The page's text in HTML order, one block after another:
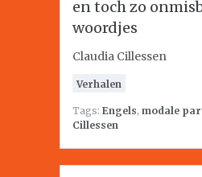
en toch zo
woordjes
Claudia Cillessen
Verhalen
Tags: Engels, modale
Cillessen